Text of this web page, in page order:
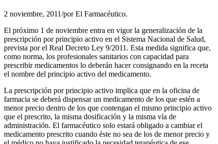
2 noviembre, 2011/porEl Farmacéutico.
El próximo 1 de noviembre entra en vigor la generalización de la
prescripción por principio activo en el Sistema Nacional de Salud,
prevista por el Real Decreto Ley 9/2011. Esta medida significa que,
como norma, los profesionales sanitarios con capacidad para
prescribir medicamentos lo deberán hacer consignando en la receta
el nombre del principio activo del medicamento.
La prescripción por principio activo implica que en la oficina de
farmacia se deberá dispensar un medicamento de los que estén a
menor precio dentro de los que contengan el mismo principio activo
que el prescrito, la misma dosificación y la misma vía de
administración. El farmacéutico solo estará obligado a cambiar el
medicamento prescrito cuando éste no sea de los de menor precio y